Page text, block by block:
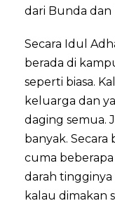
dari Bunda dan
Secara Idul
berada di
seperti biasa.
keluarga dan
daging semua.
banyak.
cuma
darah tingginya
kalau dimakan